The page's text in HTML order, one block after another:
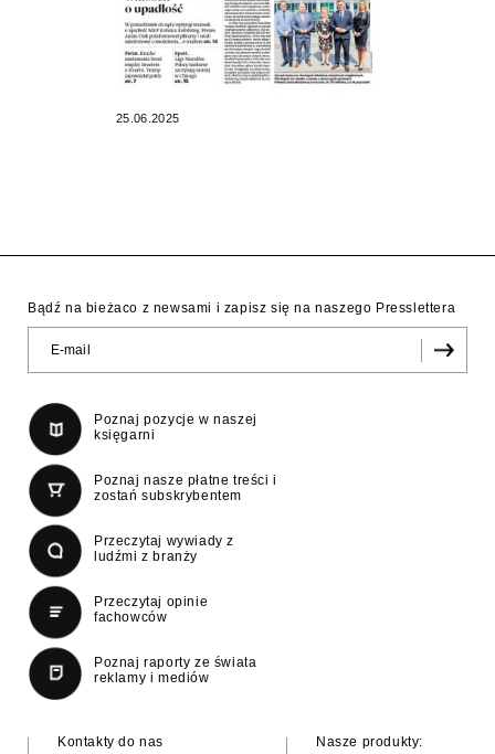
25.06.2025
Bądź na bieżaco z newsami i zapisz się na naszego Presslettera
Poznaj pozycje w naszej
księgarni
Poznaj nasze płatne treści i
zostań subskrybentem
Przeczytaj wywiady z
ludźmi z branży
Przeczytaj opinie
fachowców
Poznaj raporty ze świata
reklamy i mediów
Kontakty do nas
Nasze produkty: